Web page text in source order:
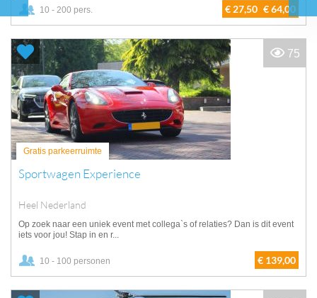
10 - 200 pers. € 27,50 € 64,00
Gratis parkeerruimte
Sportwagen Experience
Heel Nederland
Op zoek naar een uniek event met collega`s of relaties? Dan is dit event
iets voor jou! Stap in en r...
10 - 100 personen € 139,00
75